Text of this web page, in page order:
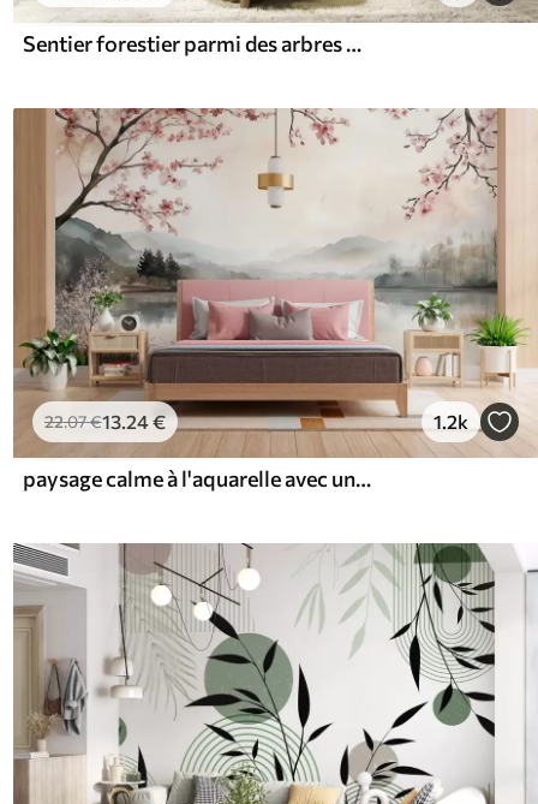
Sentier forestier parmi des arbres majestueux, style aquarelle
22.07€13.24€ 1.2k
paysage calme à l'aquarelle avec un lac et un arbre en fleurs